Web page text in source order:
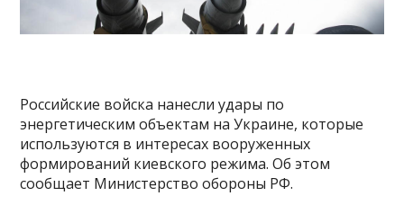
Российские войска нанесли удары по
энергетическим объектам на Украине, которые
используются в интересах вооруженных
формирований киевского режима. Об этом
сообщает Министерство обороны РФ.